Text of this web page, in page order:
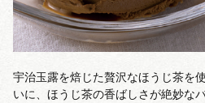
宇治玉露を焙じた贅沢なほうじ茶を
いに、ほうじ茶の香ばしさが絶妙な